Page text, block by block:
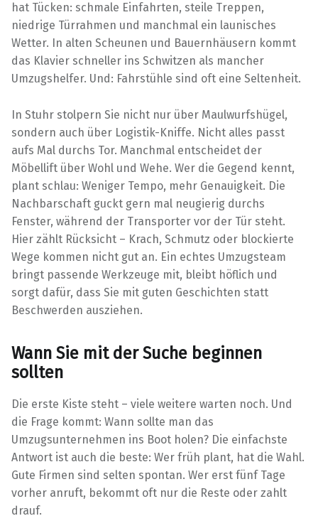
hat Tücken: schmale Einfahrten, steile Treppen,
niedrige Türrahmen und manchmal ein launisches
Wetter. In alten Scheunen und Bauernhäusern kommt
das Klavier schneller ins Schwitzen als mancher
Umzugshelfer. Und: Fahrstühle sind oft eine Seltenheit.
In Stuhr stolpern Sie nicht nur über Maulwurfshügel,
sondern auch über Logistik-Kniffe. Nicht alles passt
aufs Mal durchs Tor. Manchmal entscheidet der
Möbellift über Wohl und Wehe. Wer die Gegend kennt,
plant schlau: Weniger Tempo, mehr Genauigkeit. Die
Nachbarschaft guckt gern mal neugierig durchs
Fenster, während der Transporter vor der Tür steht.
Hier zählt Rücksicht – Krach, Schmutz oder blockierte
Wege kommen nicht gut an. Ein echtes Umzugsteam
bringt passende Werkzeuge mit, bleibt höflich und
sorgt dafür, dass Sie mit guten Geschichten statt
Beschwerden ausziehen.
Wann Sie mit der Suche beginnen
sollten
Die erste Kiste steht – viele weitere warten noch. Und
die Frage kommt: Wann sollte man das
Umzugsunternehmen ins Boot holen? Die einfachste
Antwort ist auch die beste: Wer früh plant, hat die Wahl.
Gute Firmen sind selten spontan. Wer erst fünf Tage
vorher anruft, bekommt oft nur die Reste oder zahlt
drauf.